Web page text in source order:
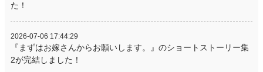
た！
2026-07-06 17:44:29
『まずはお嫁さんからお願いします。』のショートストーリー集
2が完結しました！